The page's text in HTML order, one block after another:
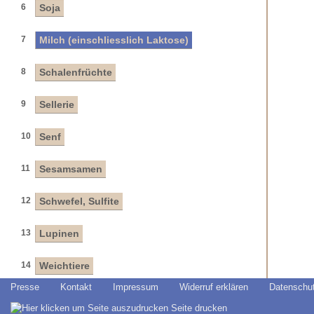
6 Soja
7 Milch (einschliesslich Laktose)
8 Schalenfrüchte
9 Sellerie
10 Senf
11 Sesamsamen
12 Schwefel, Sulfite
13 Lupinen
14 Weichtiere
Presse Kontakt Impressum Widerruf erklären
Seite drucken